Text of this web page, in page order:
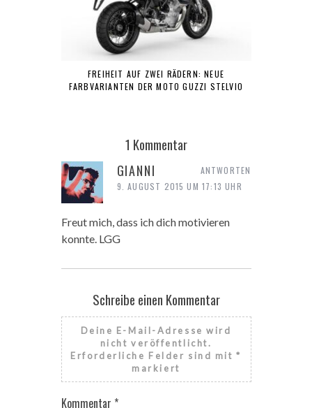
FREIHEIT AUF ZWEI RÄDERN: NEUE
FARBVARIANTEN DER MOTO GUZZI STELVIO
1 Kommentar
GIANNI
9. AUGUST 2015 UM 17:13 UHR
Freut mich, dass ich dich motivieren
konnte. LGG
ANTWORTEN
Schreibe einen Kommentar
Deine E-Mail-Adresse wird
nicht veröffentlicht.
Erforderliche Felder sind mit*
markiert
Kommentar *